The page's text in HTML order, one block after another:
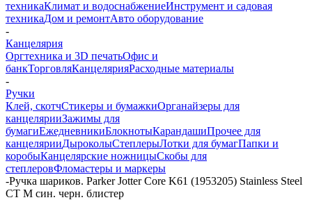
техникаКлимат и водоснабжениеИнструмент и садовая
техникаДом и ремонтАвто оборудование
-
Канцелярия
Оргтехника и 3D печатьОфис и
банкТорговляКанцелярияРасходные материалы
-
Ручки
Клей, скотчСтикеры и бумажкиОрганайзеры для
канцелярииЗажимы для
бумагиЕжедневникиБлокнотыКарандашиПрочее для
канцелярииДыроколыСтеплерыЛотки для бумагПапки и
коробыКанцелярские ножницыСкобы для
степлеровФломастеры и маркеры
-Ручка шариков. Parker Jotter Core K61 (1953205) Stainless Steel
CT M син. черн. блистер